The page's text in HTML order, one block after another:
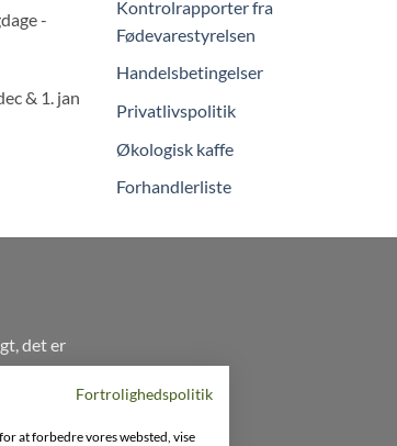
-
& 1. jan
Kontrolrapporter fra
Fødevarestyrelsen
Handelsbetingelser
Privatlivspolitik
Økologisk kaffe
Forhandlerliste
det er
alle
Fortrolighedspolitik
at forbedre vores websted, vise